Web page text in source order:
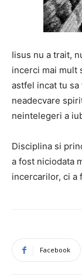
Iisus nu a trait,
incerci mai mult
astfel incat tu
neadecvare
neintelegeri a
Disciplina si
a fost niciodata
incercarilor, ci a
Facebook